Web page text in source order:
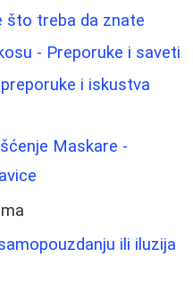
što treba da znate
- Preporuke i saveti
i iskustva
Maskare -
ili iluzija